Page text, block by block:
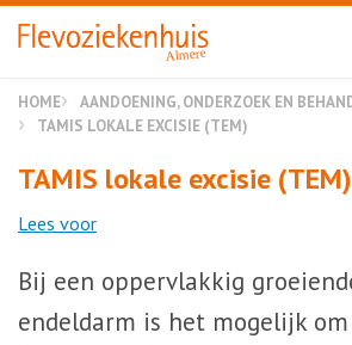
Almere
HOME
AANDOENING, ONDERZOEK EN
TAMIS LOKALE EXCISIE (TEM)
TAMIS lokale excisie (TEM)
Lees voor
Bij een oppervlakkig
endeldarm is het mogelijk